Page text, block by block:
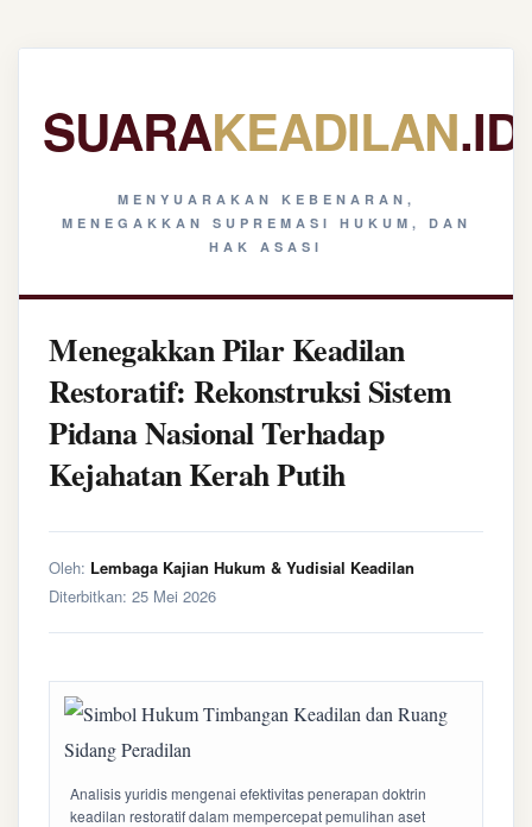
SUARAKEADILAN.ID
MENYUARAKAN KEBENARAN,
MENEGAKKAN SUPREMASI HUKUM, DAN
HAK ASASI
Menegakkan Pilar Keadilan
Restoratif: Rekonstruksi Sistem
Pidana Nasional Terhadap
Kejahatan Kerah Putih
Oleh: Lembaga Kajian Hukum & Yudisial Keadilan
Diterbitkan: 25 Mei 2026
Analisis yuridis mengenai efektivitas penerapan doktrin
keadilan restoratif dalam mempercepat pemulihan aset